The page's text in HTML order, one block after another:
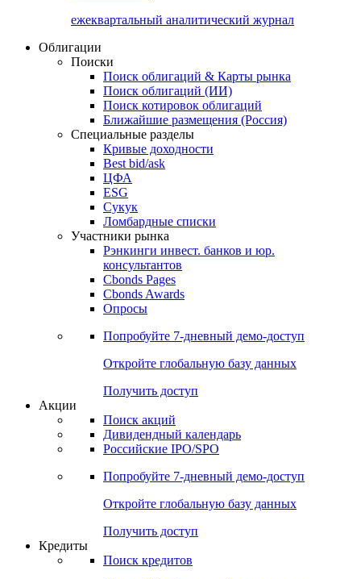
ежеквартальный аналитический журнал
Облигации
Поиски
Поиск облигаций & Карты рынка
Поиск облигаций (ИИ)
Поиск котировок облигаций
Ближайшие размещения (Россия)
Специальные разделы
Кривые доходности
Best bid/ask
ЦФА
ESG
Сукук
Ломбардные списки
Участники рынка
Рэнкинги инвест. банков и юр.
консультантов
Cbonds Pages
Cbonds Awards
Опросы
Попробуйте 7-дневный демо-доступ
Откройте глобальную базу данных
Получить доступ
Акции
Поиск акций
Дивидендный календарь
Российские IPO/SPO
Попробуйте 7-дневный демо-доступ
Откройте глобальную базу данных
Получить доступ
Кредиты
Поиск кредитов